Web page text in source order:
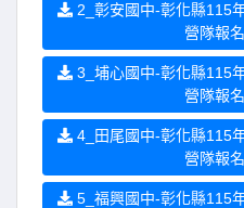
2_彰安國中-彰化縣115
營隊報
3_埔心國中-彰化縣115
營隊報
4_田尾國中-彰化縣115
營隊報
5_福興國中-彰化縣115